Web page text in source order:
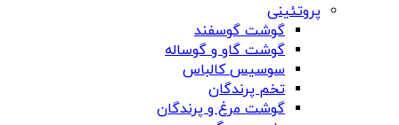
پروتئینی
گوشت گوسفند
گوشت گاو و گوساله
سوسیس کالباس
تخم پرندگان
گوشت مرغ و پرندگان